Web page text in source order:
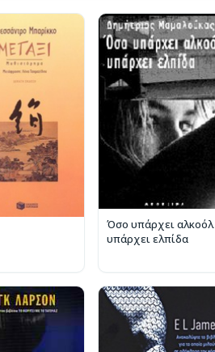
Όσο υπάρχει αλκοόλ
υπάρχει ελπίδα